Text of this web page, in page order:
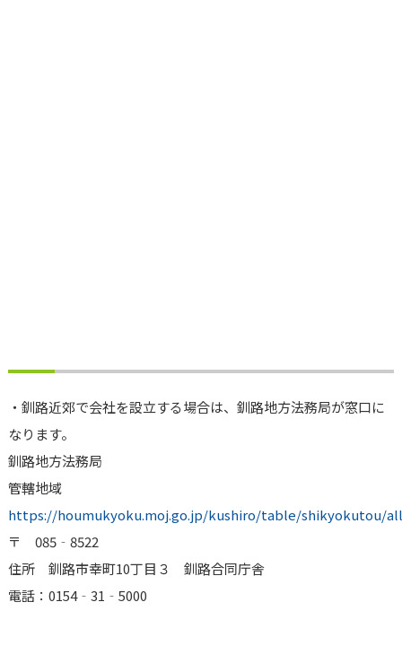
・釧路近郊で会社を設立する場合は、釧路地方法務局が窓口に
なります。
釧路地方法務局
管轄地域
https://houmukyoku.moj.go.jp/kushiro/table/shikyokutou/
〒 085‐8522
住所 釧路市幸町10丁目３ 釧路合同庁舎
電話：0154‐31‐5000